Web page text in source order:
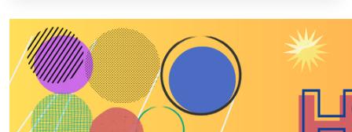
Descrizione completa